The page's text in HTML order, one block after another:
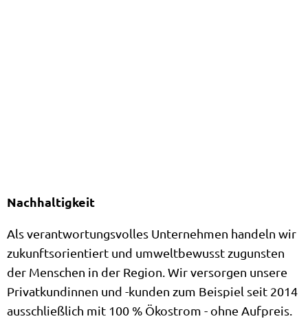
Nachhaltigkeit
Als verantwortungsvolles Unternehmen handeln wir
zukunftsorientiert und umweltbewusst zugunsten
der Menschen in der Region. Wir versorgen unsere
Privatkundinnen und -kunden zum Beispiel seit 2014
ausschließlich mit 100 % Ökostrom - ohne Aufpreis.